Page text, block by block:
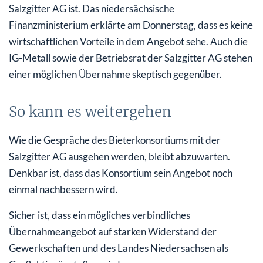
Salzgitter AG ist. Das niedersächsische
Finanzministerium erklärte am Donnerstag, dass es keine
wirtschaftlichen Vorteile in dem Angebot sehe. Auch die
IG-Metall sowie der Betriebsrat der Salzgitter AG stehen
einer möglichen Übernahme skeptisch gegenüber.
So kann es weitergehen
Wie die Gespräche des Bieterkonsortiums mit der
Salzgitter AG ausgehen werden, bleibt abzuwarten.
Denkbar ist, dass das Konsortium sein Angebot noch
einmal nachbessern wird.
Sicher ist, dass ein mögliches verbindliches
Übernahmeangebot auf starken Widerstand der
Gewerkschaften und des Landes Niedersachsen als